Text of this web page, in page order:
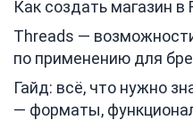
Как создать магазин в
Threads —
по применению для
Гайд: всё, что нужно
— форматы,